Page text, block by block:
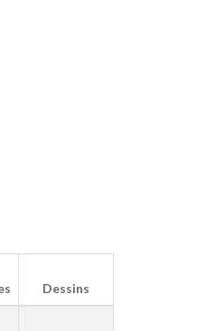
Dessins